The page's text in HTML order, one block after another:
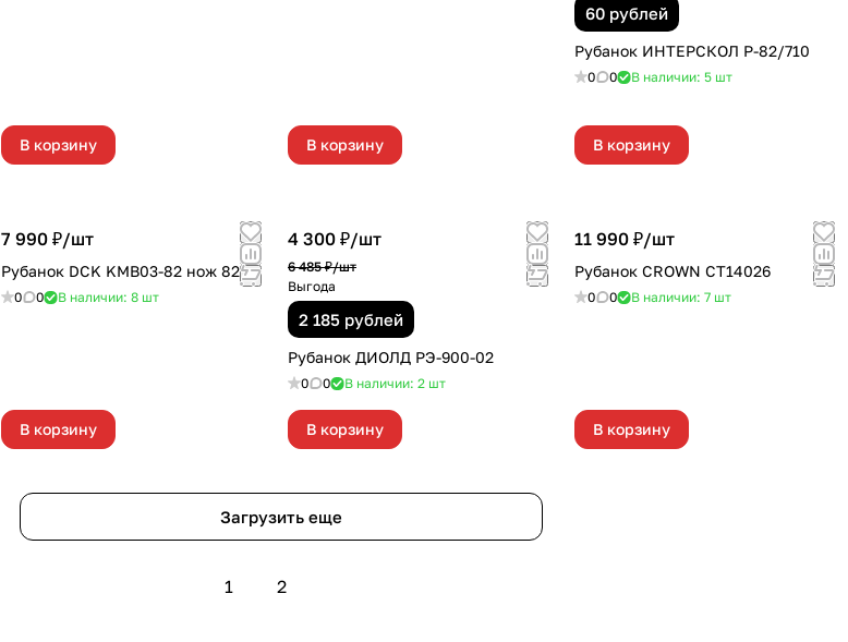
В корзину В корзину
60 рублей
Рубанок ИНТЕРСКОЛ Р-82/710
0 0 В наличии: 5 шт
В корзину
7 990 ₽/шт
Рубанок DCK KMB03-82 нож 82мм
0 0 В наличии: 8 шт
В корзину
4 300 ₽/шт
6 485 ₽/шт
Выгода
2 185 рублей
Рубанок ДИОЛД РЭ-900-02
0 0 В наличии: 2 шт
В корзину
11 990 ₽/шт
Рубанок CROWN CT14026
0 0 В наличии: 7 шт
В корзину
Загрузить еще
1 2